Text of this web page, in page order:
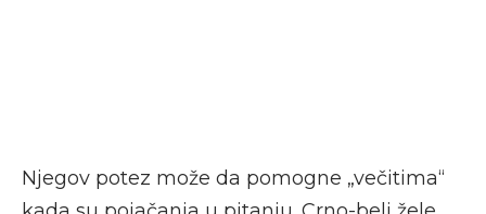
Njegov potez može da pomogne „večitima“